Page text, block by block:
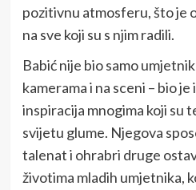
pozitivnu atmosferu, što je
na sve koji su s njim radili.
Babić nije bio samo
kamerama i na sceni – bio
inspiracija mnogima koji su
svijetu glume. Njegova
talenat i ohrabri druge
životima mladih umjetnika,